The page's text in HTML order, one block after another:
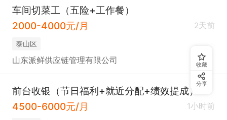
车间切菜工（五险+工作餐）
2000-4000元/月
2天前
泰山区
山东派鲜供应链管理有限公司
前台收银（节日福利+就近分配+绩效提成）
4500-6000元/月
1小时前
收藏
分享